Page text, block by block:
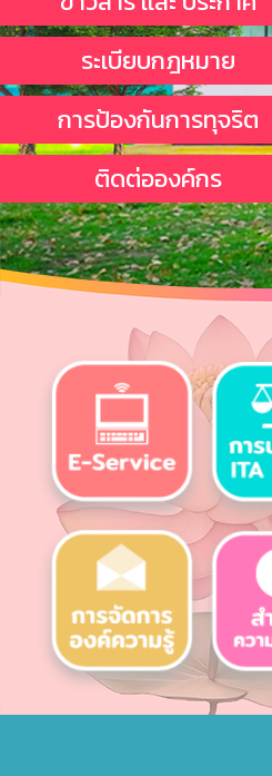
ระเบียบกฎหมาย
การป้องกันการทุจริต
ติดต่อองค์กร